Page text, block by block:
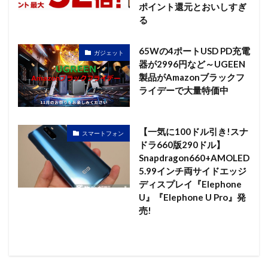
ポイント還元とおいしすぎ
る
ガジェット
65Wの4ポートUSD PD充電
器が2996円など～UGEEN
製品がAmazonブラックフ
ライデーで大量特価中
スマートフォン
【一気に100ドル引き!スナ
ドラ660版290ドル】
Snapdragon660+AMOLED
5.99インチ両サイドエッジ
ディスプレイ『Elephone
U』『Elephone U Pro』発
売!